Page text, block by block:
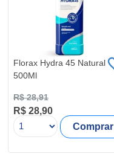
Florax Hydra 45 Natural
500Ml
R$ 28,91
R$ 28,90
Comprar